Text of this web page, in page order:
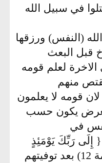
في سبيل الله
(النفس) ورزقها
قبل البعث
لعلم قومه
منهم
قومه لا يعلمون
يكون حسب
في
{ إِلَى رَبِّكَ يَوْمَئِذٍ